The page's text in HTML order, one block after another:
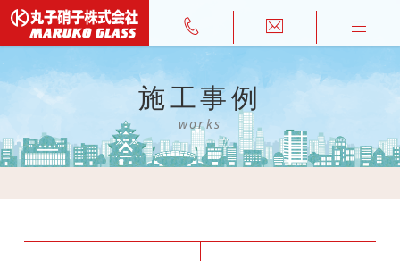
施工事例
works